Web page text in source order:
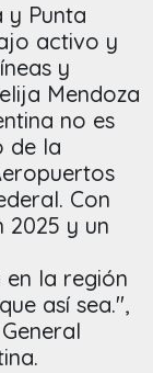
y Punta
activo y
y
Mendoza
no es
de la
Con
2025 y un
en la región
así sea.",